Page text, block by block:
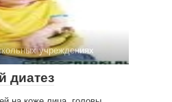
учреждениях
диатез